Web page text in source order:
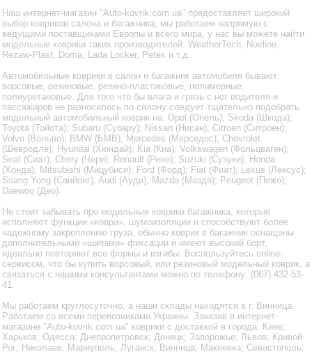
Наш интернет-магазин "Auto-kovrik.com.ua" предоставляет широкий
выбор ковриков салона и багажника, мы работаем напрямую с
ведущими поставщиками Европы и всего мира, у нас вы можете найти
модельные коврики таких производителей: WeatherTech, Novline,
Rezaw-Plast, Doma, Lada Locker, Petex и т.д.
Автомобильные коврики в салон и багажник автомобиля бывают:
ворсовые, резиновые, резино-пластиковые, полимерные,
полиуретановые. Для того что бы влага и грязь с ног водителя и
пассажиров не разносилось по салону следует тщательно подобрать
модельный автомобильный коврик на: Opel (Опель); Skoda (Шкода);
Toyota (Тойота); Subaru (Субару); Nissan (Нисан); Citroen (Ситроен);
Volvo (Вольво); BMW (БМВ); Mercedes (Мерседес); Chevrolet
(Шевродле); Hyundai (Хюндай); Kia (Киа); Volkswagen (Фольцваген);
Seat (Сиат); Chery (Чери); Renault (Рено); Suzuki (Сузуки); Honda
(Хонда); Mitsubishi (Мицубиси); Ford (Форд); Fiat (Фиат); Lexus (Лексус);
Ssang Yong (Санйонг); Audi (Ауди); Mazda (Мазда); Peugeot (Пежо);
Daewoo (Део).
Не стоит забывать про модельные коврики багажника, которые
исполняют функции «ковра», шумоизоляции и способствуют более
надежному закреплению груза, обычно коврик в багажник оснащены
дополнительными «шипами» фиксации и имеют высокий борт,
идеально повторяют все формы и изгибы. Воспользуйтесь online-
сервисом, что бы купить ворсовый, или резиновый модельный коврик, а
связаться с нашими консультантами можно по телефону: (067) 432-53-
41.
Мы работаем круглосуточно, а наши склады находятся в г. Винница.
Работаем со всеми перевозчиками Украины. Заказав в интернет-
магазине "Auto-kovrik.com.ua" коврики с доставкой в города: Киев;
Харьков; Одесса; Днепропетровск; Донецк; Запорожье; Львов; Кривой
Рог; Николаев; Мариуполь; Луганск; Винница; Макеевка; Севастополь;